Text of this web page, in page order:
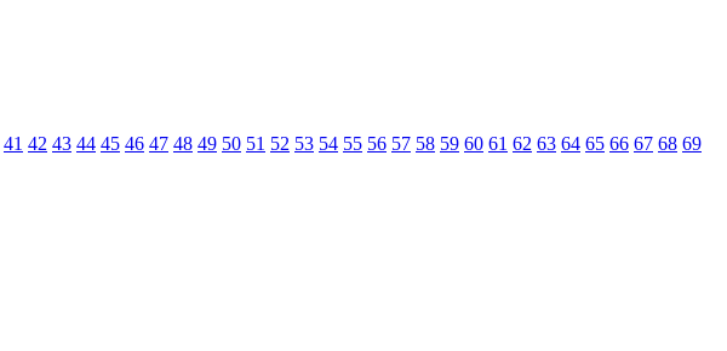
41 42 43 44 45 46 47 48 49 50 51 52 53 54 55 56 57 58 59 60 61 62 63 64 65 66 67 68 69